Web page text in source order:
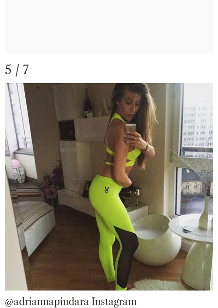
5 / 7
@adriannapindara Instagram